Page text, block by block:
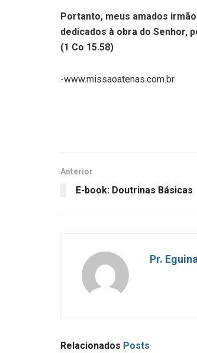
Portanto, meus amados
dedicados à obra do Senhor,
(1 Co 15.58)
-www.missaoatenas.com.br
Anterior
E-book: Doutrinas Básicas
Pr.
Relacionados Posts